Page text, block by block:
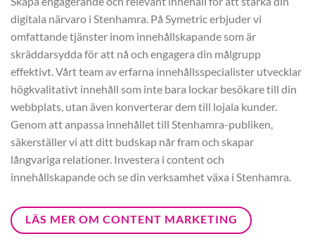
digitala närvaro i Stenhamra. På Symetric erbjuder vi
omfattande tjänster inom innehållskapande som är
skräddarsydda för att nå och engagera din målgrupp
effektivt. Vårt team av erfarna innehållsspecialister utvecklar
högkvalitativt innehåll som inte bara lockar besökare till din
webbplats, utan även konverterar dem till lojala kunder.
Genom att anpassa innehållet till Stenhamra-publiken,
säkerställer vi att ditt budskap når fram och skapar
långvariga relationer. Investera i content och
innehållskapande och se din verksamhet växa i Stenhamra.
LÄS MER OM CONTENT MARKETING